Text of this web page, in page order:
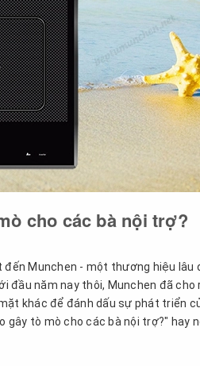
cho các bà nội trợ?
Munchen - một thương hiệu
đầu năm nay thôi, Munchen đã
khác để đánh dấu sự phát triển
tò mò cho các bà nội trợ?" hay